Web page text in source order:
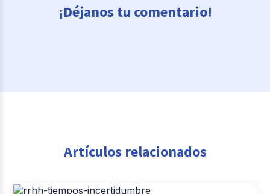
¡Déjanos tu comentario!
Artículos relacionados